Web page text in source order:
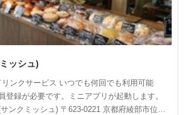
ッシュ)
ンクサービス いつでも何回でも利用可能
登録が必要です。ミニアプリが起動します。
ンクミッシュ) 〒623-0221 京都府綾部市位田